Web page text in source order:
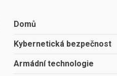
Domů
Kybernetická bezpečnost
Armádní technologie